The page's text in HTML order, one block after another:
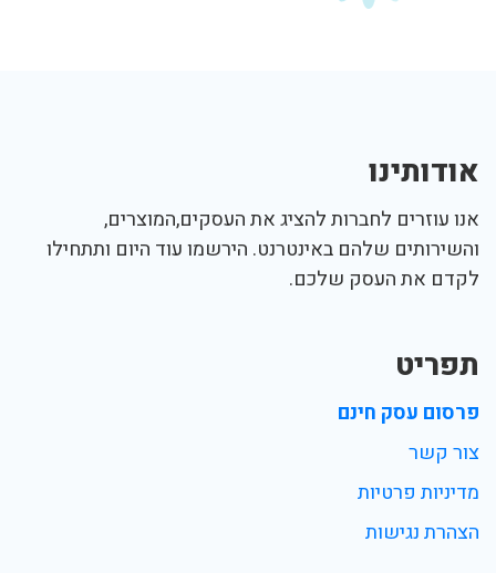
אודותינו
אנו עוזרים לחברות להציג את העסקים,המוצרים,
והשירותים שלהם באינטרנט. הירשמו עוד היום ותתחילו
לקדם את העסק שלכם.
תפריט
פרסום עסק חינם
צור קשר
מדיניות פרטיות
הצהרת נגישות